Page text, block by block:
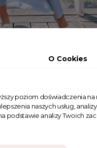
Wind błękitna
O Cookies
poziom doświadczenia na
naszych usług,
podstawie analizy Twoich